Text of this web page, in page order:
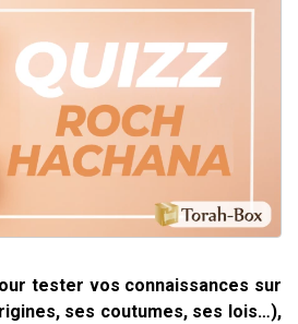
reste 49 places pour étudier en groupe sur Zoom
tester vos connaissances sur
ses coutumes, ses lois…),